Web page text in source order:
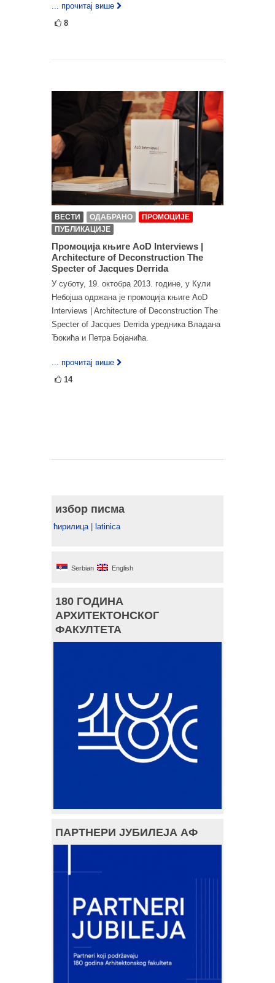
... прочитај више
8
ВЕСТИ ОДАБРАНО
ПРОМОЦИЈЕ
ПУБЛИКАЦИЈЕ
Промоција књиге AoD Interviews |
Architecture of Deconstruction The
Specter of Jacques Derrida
У суботу, 19. октобра 2013. године, у Кули
Небојша одржана је промоција књиге AoD
Interviews | Architecture of Deconstruction The
Specter of Jacques Derrida уредника Владана
Ђокића и Петра Бојанића.
... прочитај више
14
избор писма
ћирилица | latinica
Serbian English
180 ГОДИНА
АРХИТЕКТОНСКОГ
ФАКУЛТЕТА
ПАРТНЕРИ ЈУБИЛЕЈА АФ